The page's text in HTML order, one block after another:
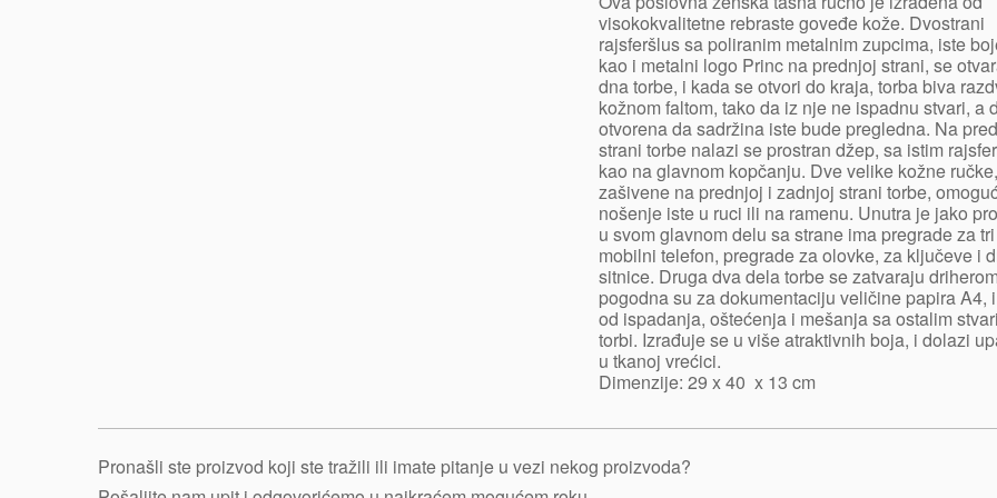
visokokvalitetne rebraste goveđe kože. Dvostrani
rajsferšlus sa poliranim metalnim zupcima, iste
kao i metalni logo Princ na prednjoj strani, se
dna torbe, i kada se otvori do kraja, torba biva
kožnom faltom, tako da iz nje ne ispadnu stvari, a
otvorena da sadržina iste bude pregledna. Na
strani torbe nalazi se prostran džep, sa istim
kao na glavnom kopčanju. Dve velike kožne ručke,
zašivene na prednjoj i zadnjoj strani torbe,
nošenje iste u ruci ili na ramenu. Unutra je jako
u svom glavnom delu sa strane ima pregrade za
mobilni telefon, pregrade za olovke, za ključeve i
sitnice. Druga dva dela torbe se zatvaraju
pogodna su za dokumentaciju veličine papira A4,
od ispadanja, oštećenja i mešanja sa ostalim
torbi. Izrađuje se u više atraktivnih boja, i dolazi
u tkanoj vrećici.
Dimenzije: 29 x 40 x 13 cm
Pronašli ste proizvod koji ste tražili ili imate pitanje u vezi nekog proizvoda?